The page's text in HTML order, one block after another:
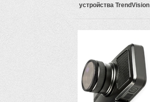
устройства TrendVision